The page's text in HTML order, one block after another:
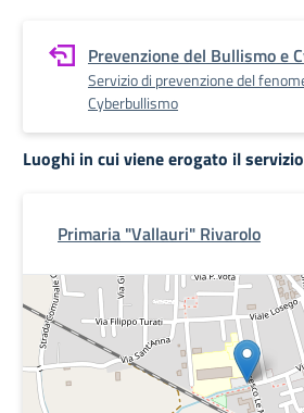
Prevenzione del Bullismo e
Servizio di prevenzione del
Cyberbullismo
Luoghi in cui viene erogato il servizio
Primaria "Vallauri" Rivarolo